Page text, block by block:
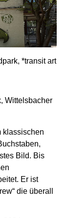
*transit art
Wittelsbacher
klassischen
Bild. Bis
Er ist
die überall